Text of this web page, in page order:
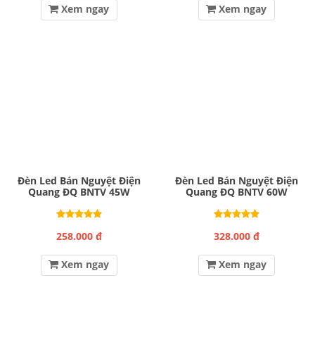
Xem ngay Xem ngay
Đèn Led Bán Nguyệt Điện
Quang ĐQ BNTV 45W
258.000 đ
Xem ngay
Đèn Led Bán Nguyệt Điện
Quang ĐQ BNTV 60W
328.000 đ
Xem ngay